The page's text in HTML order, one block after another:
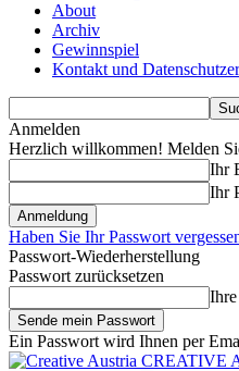
About
Archiv
Gewinnspiel
Kontakt und
Anmelden
Herzlich willkommen! Melden
Ihr
Ihr
Haben Sie Ihr Passwort
Passwort-Wiederherstellung
Passwort zurücksetzen
Ein Passwort wird Ihnen per
CREATIVE